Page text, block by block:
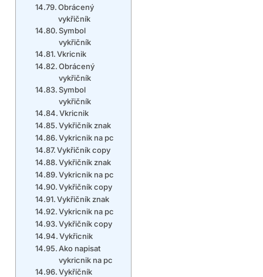
Obrácený
vykřičník
Symbol
vykřičník
Vkricnik
Obrácený
vykřičník
Symbol
vykřičník
Vkricnik
Vykřičník znak
Vykricnik na pc
Vykřičník copy
Vykřičník znak
Vykricnik na pc
Vykřičník copy
Vykřičník znak
Vykricnik na pc
Vykřičník copy
Vykřicnik
Ako napisat
vykricnik na pc
Vykříčník